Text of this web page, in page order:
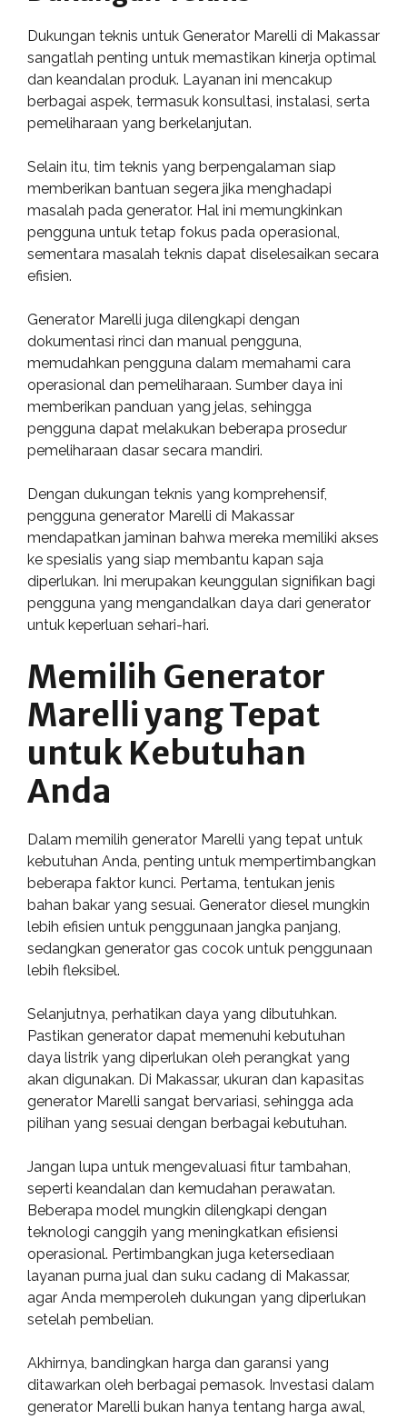
Dukungan teknis untuk Generator Marelli di Makassar
sangatlah penting untuk memastikan kinerja optimal
dan keandalan produk. Layanan ini mencakup
berbagai aspek, termasuk konsultasi, instalasi, serta
pemeliharaan yang berkelanjutan.
Selain itu, tim teknis yang berpengalaman siap
memberikan bantuan segera jika menghadapi
masalah pada generator. Hal ini memungkinkan
pengguna untuk tetap fokus pada operasional,
sementara masalah teknis dapat diselesaikan secara
efisien.
Generator Marelli juga dilengkapi dengan
dokumentasi rinci dan manual pengguna,
memudahkan pengguna dalam memahami cara
operasional dan pemeliharaan. Sumber daya ini
memberikan panduan yang jelas, sehingga
pengguna dapat melakukan beberapa prosedur
pemeliharaan dasar secara mandiri.
Dengan dukungan teknis yang komprehensif,
pengguna generator Marelli di Makassar
mendapatkan jaminan bahwa mereka memiliki akses
ke spesialis yang siap membantu kapan saja
diperlukan. Ini merupakan keunggulan signifikan bagi
pengguna yang mengandalkan daya dari generator
untuk keperluan sehari-hari.
Memilih Generator
Marelli yang Tepat
untuk Kebutuhan
Anda
Dalam memilih generator Marelli yang tepat untuk
kebutuhan Anda, penting untuk mempertimbangkan
beberapa faktor kunci. Pertama, tentukan jenis
bahan bakar yang sesuai. Generator diesel mungkin
lebih efisien untuk penggunaan jangka panjang,
sedangkan generator gas cocok untuk penggunaan
lebih fleksibel.
Selanjutnya, perhatikan daya yang dibutuhkan.
Pastikan generator dapat memenuhi kebutuhan
daya listrik yang diperlukan oleh perangkat yang
akan digunakan. Di Makassar, ukuran dan kapasitas
generator Marelli sangat bervariasi, sehingga ada
pilihan yang sesuai dengan berbagai kebutuhan.
Jangan lupa untuk mengevaluasi fitur tambahan,
seperti keandalan dan kemudahan perawatan.
Beberapa model mungkin dilengkapi dengan
teknologi canggih yang meningkatkan efisiensi
operasional. Pertimbangkan juga ketersediaan
layanan purna jual dan suku cadang di Makassar,
agar Anda memperoleh dukungan yang diperlukan
setelah pembelian.
Akhirnya, bandingkan harga dan garansi yang
ditawarkan oleh berbagai pemasok. Investasi dalam
generator Marelli bukan hanya tentang harga awal,